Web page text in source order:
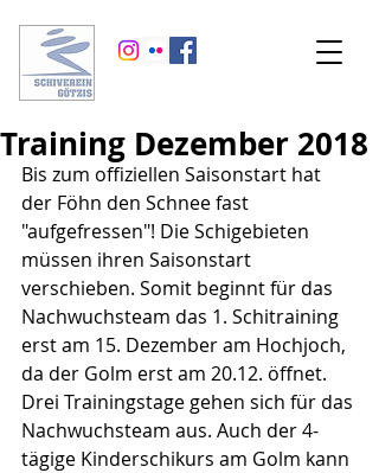
Training Dezember 2018
Bis zum offiziellen Saisonstart hat
der Föhn den Schnee fast
"aufgefressen"! Die Schigebieten
müssen ihren Saisonstart
verschieben. Somit beginnt für das
Nachwuchsteam das 1. Schitraining
erst am 15. Dezember am Hochjoch,
da der Golm erst am 20.12. öffnet.
Drei Trainingstage gehen sich für das
Nachwuchsteam aus. Auch der 4-
tägige Kinderschikurs am Golm kann